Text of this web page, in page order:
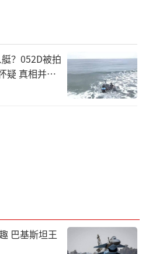
？052D被拍
疑 真相并非
巴基斯坦王